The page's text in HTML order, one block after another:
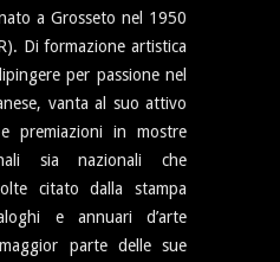
a Grosseto nel 1950
Di formazione artistica
per passione nel
vanta al suo attivo
premiazioni in mostre
sia nazionali che
citato dalla stampa
e annuari d’arte
parte delle sue